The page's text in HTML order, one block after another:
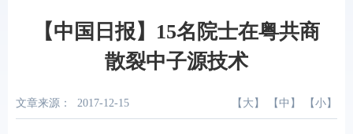
【中国日报】15名院士在粤共商
散裂中子源技术
文章来源： 2017-12-15 【 大 】 【 中 】 【 小 】